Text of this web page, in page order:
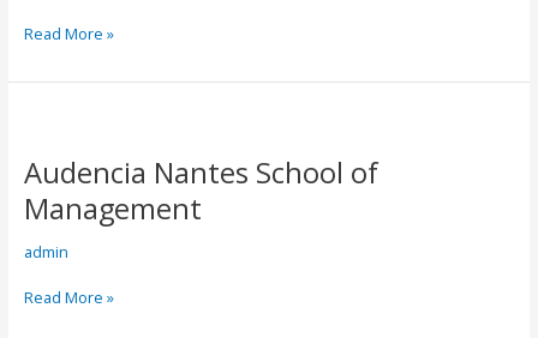
Read More »
Audencia Nantes School of
Management
admin
School
Management
Read More »